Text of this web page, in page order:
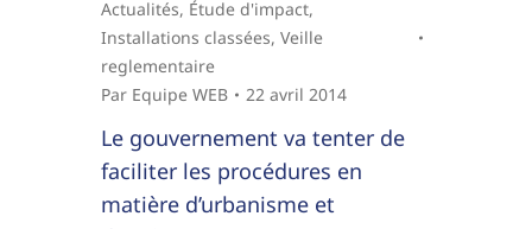
Actualités, Étude d'impact,
Installations classées, Veille
reglementaire
Par Equipe WEB 22 avril 2014
Le gouvernement va tenter de
faciliter les procédures en
matière d’urbanisme et